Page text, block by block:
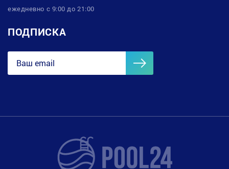
ежедневно с 9:00 до 21:00
ПОДПИСКА